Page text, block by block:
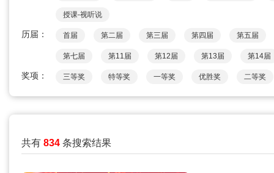
授课-视听说
历届： 首届 第二届 第三届 第四届 第五届
第七届 第11届 第12届 第13届 第14届
奖项： 三等奖 特等奖 一等奖 优胜奖 二等奖
共有 834 条搜索结果